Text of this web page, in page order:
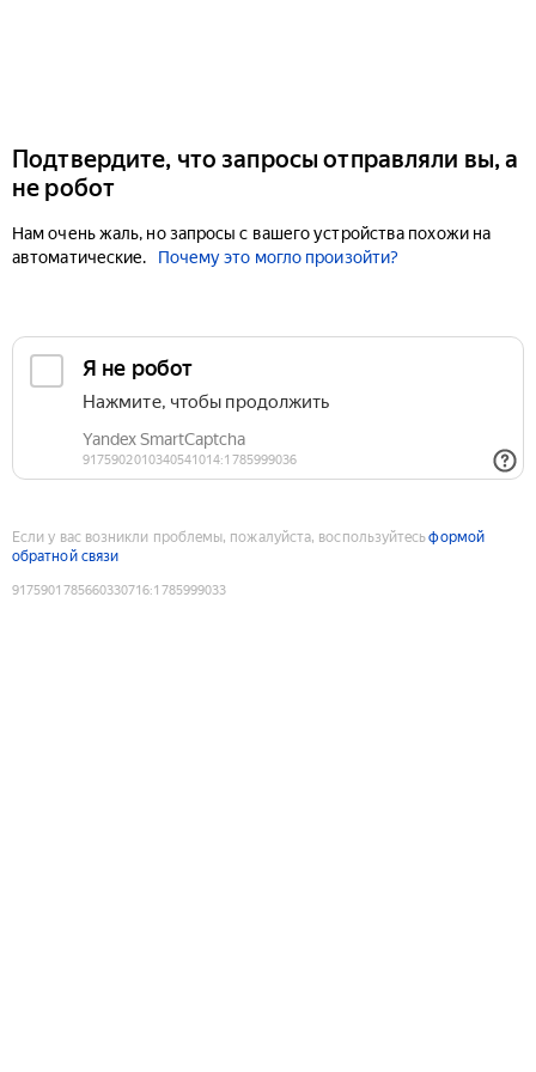
Подтвердите, что запросы отправляли вы, а
не робот
Нам очень жаль, но запросы с вашего устройства похожи на
автоматические.
Почему это могло произойти?
Если у вас возникли проблемы, пожалуйста, воспользуйтесьформой
обратной связи
9175901785660330716:1785999033